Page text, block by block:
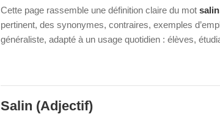
Cette page rassemble une définition claire du mot salin
pertinent, des synonymes, contraires, exemples
généraliste, adapté à un usage quotidien : élèves,
Salin (Adjectif)